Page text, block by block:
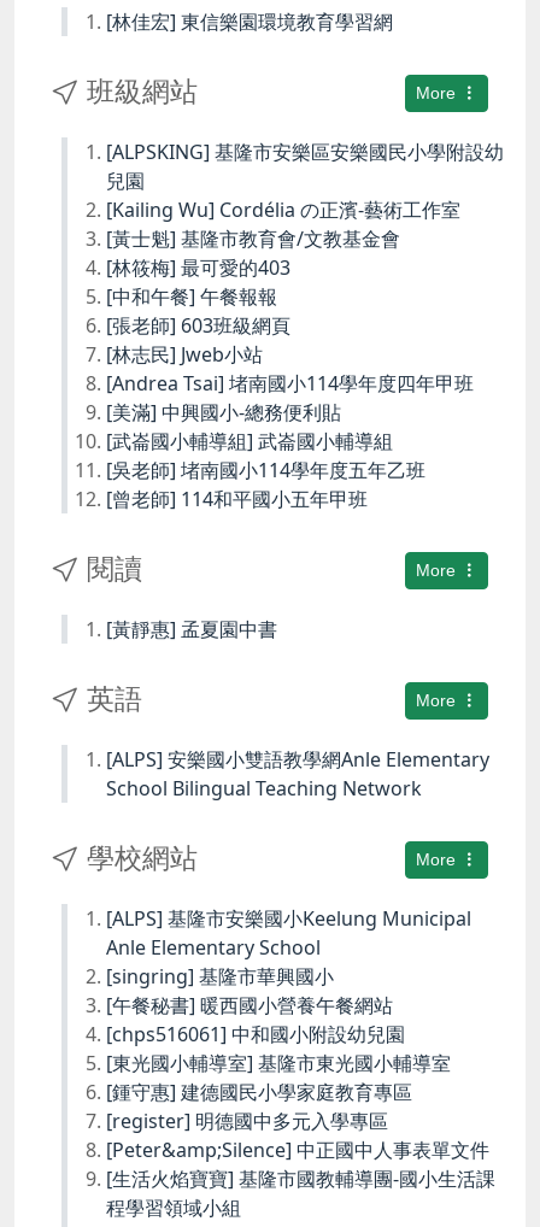
[林佳宏] 東信樂園環境教育學習網
More
班級網站
[ALPSKING] 基隆市安樂區安樂國民小學附設幼
兒園
[Kailing Wu] Cordélia の正濱-藝術工作室
[黃士魁] 基隆市教育會/文教基金會
[林筱梅] 最可愛的403
[中和午餐] 午餐報報
[張老師] 603班級網頁
[林志民] Jweb小站
[Andrea Tsai] 堵南國小114學年度四年甲班
[美滿] 中興國小-總務便利貼
[武崙國小輔導組] 武崙國小輔導組
[吳老師] 堵南國小114學年度五年乙班
[曾老師] 114和平國小五年甲班
More
閱讀
[黃靜惠] 孟夏園中書
More
英語
[ALPS] 安樂國小雙語教學網Anle Elementary
School Bilingual Teaching Network
More
學校網站
[ALPS] 基隆市安樂國小Keelung Municipal
Anle Elementary School
[singring] 基隆市華興國小
[午餐秘書] 暖西國小營養午餐網站
[chps516061] 中和國小附設幼兒園
[東光國小輔導室] 基隆市東光國小輔導室
[鍾守惠] 建德國民小學家庭教育專區
[register] 明德國中多元入學專區
[Peter&amp;Silence] 中正國中人事表單文件
[生活火焰寶寶] 基隆市國教輔導團-國小生活課
程學習領域小組